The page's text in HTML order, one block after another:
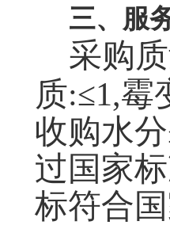
三、服
采购
质:≤1,霉
收购水
过国家
标符合